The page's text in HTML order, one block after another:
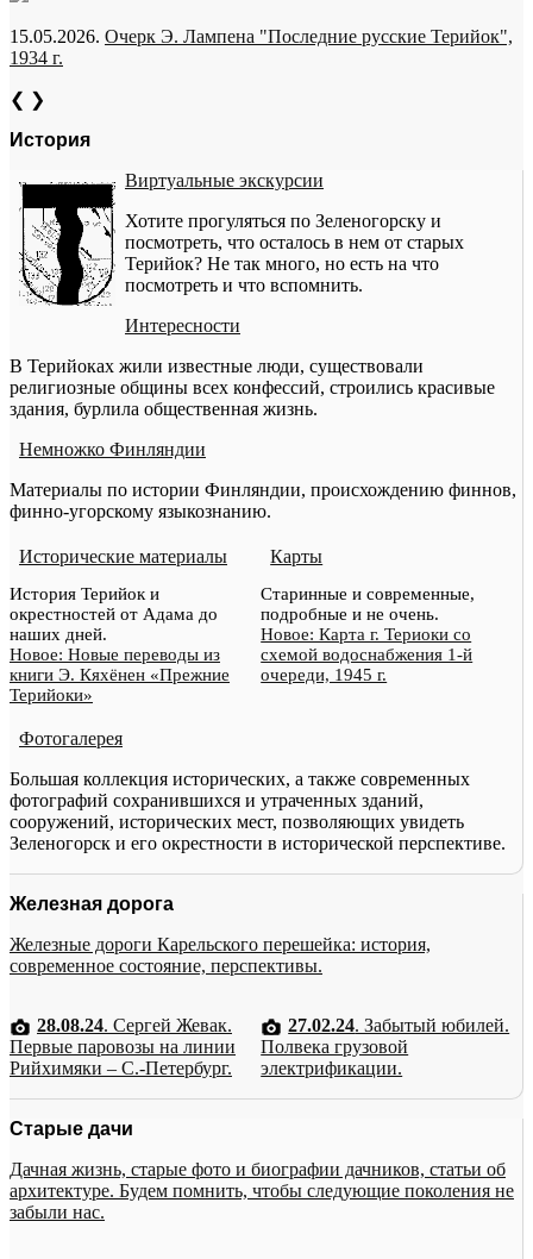
15.05.2026. Очерк Э. Лампена "Последние русские Терийок",
1934 г.
❮ ❯
История
Виртуальные экскурсии
Хотите прогуляться по Зеленогорску и
посмотреть, что осталось в нем от старых
Терийок? Не так много, но есть на что
посмотреть и что вспомнить.
Интересности
В Терийоках жили известные люди, существовали
религиозные общины всех конфессий, строились красивые
здания, бурлила общественная жизнь.
Немножко Финляндии
Материалы по истории Финляндии, происхождению финнов,
финно-угорскому языкознанию.
Исторические материалы
История Терийок и
окрестностей от Адама до
наших дней.
Новое: Новые переводы из
книги Э. Кяхёнен «Прежние
Терийоки»
Карты
Старинные и современные,
подробные и не очень.
Новое: Карта г. Териоки со
схемой водоснабжения 1-й
очереди, 1945 г.
Фотогалерея
Большая коллекция исторических, а также современных
фотографий сохранившихся и утраченных зданий,
сооружений, исторических мест, позволяющих увидеть
Зеленогорск и его окрестности в исторической перспективе.
Железная дорога
Железные дороги Карельского перешейка: история,
современное состояние, перспективы.
28.08.24. Сергей Жевак.
Первые паровозы на линии
Рийхимяки – С.-Петербург.
27.02.24. Забытый юбилей.
Полвека грузовой
электрификации.
Старые дачи
Дачная жизнь, старые фото и биографии дачников, статьи об
архитектуре. Будем помнить, чтобы следующие поколения не
забыли нас.